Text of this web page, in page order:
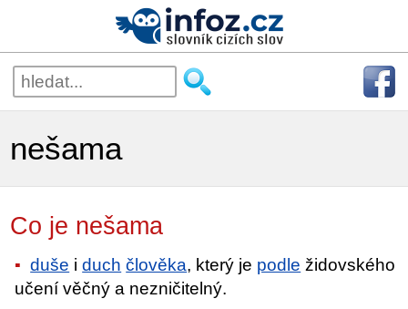
nešama
Co je nešama
duše iduch člověka, který je podle židovského
učení věčný a nezničitelný.